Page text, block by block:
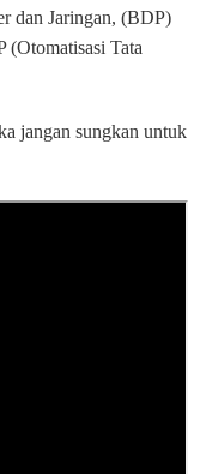
dan Jaringan, (BDP)
(Otomatisasi Tata
jangan sungkan untuk